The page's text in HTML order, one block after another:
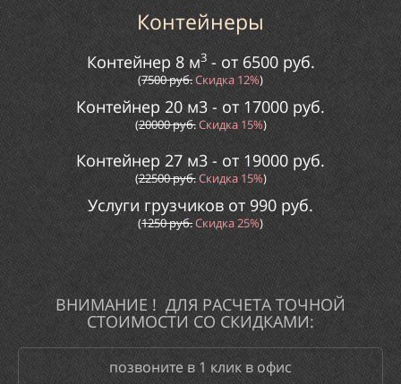
Контейнеры
Контейнер 8 м3- от6500 руб.
(7500руб.Скидка 12%)
Контейнер 20 м3 - от17000 руб.
(20000руб.Скидка15%)
Контейнер 27 м3 - от 19000 руб.
(22500руб.Скидка15%)
Услуги грузчиков от 990 руб.
(1250руб.Скидка25%)
ВНИМАНИЕ ! ДЛЯ РАСЧЕТА ТОЧНОЙ
СТОИМОСТИ СО СКИДКАМИ:
позвоните в 1 клик в офис